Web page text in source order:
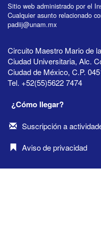
Sitio web administrado por el
Cualquier asunto relacionado
padiij@unam.mx
Circuito Maestro Mario de
Ciudad Universitaria, Alc.
Ciudad de México, C.P.
Tel. +52(55)5622 7474
¿Cómo llegar?
Suscripción a
Aviso de privacidad